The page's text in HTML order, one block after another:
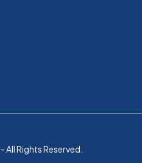
Rights Reserved.